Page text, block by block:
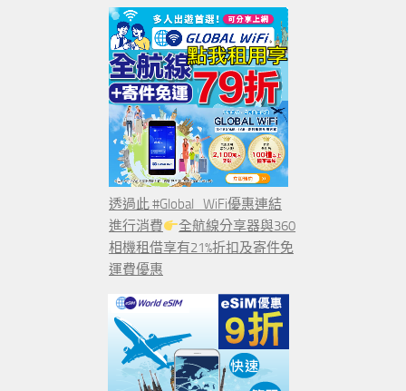
透過此 #Global_WiFi優惠連結
進行消費
全航線分享器與360
相機租借享有21%折扣及寄件免
運費優惠